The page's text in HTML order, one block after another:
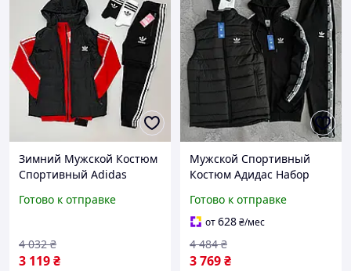
Зимний Мужской Костюм
Спортивный Adidas
Брюками И Носки 2 Пары
Чоловічий Костюм
Спортивний Adidas
Готово к отправке
3 119₴
4 032 ₴
Мужской Спортивный
Костюм Адидас Набор
С Лампасами Черный
Adidas Salex Чоловічий
Спортивний Костюм
Адідас
Готово к отправке
от628₴/мес
3 769₴
4 484 ₴